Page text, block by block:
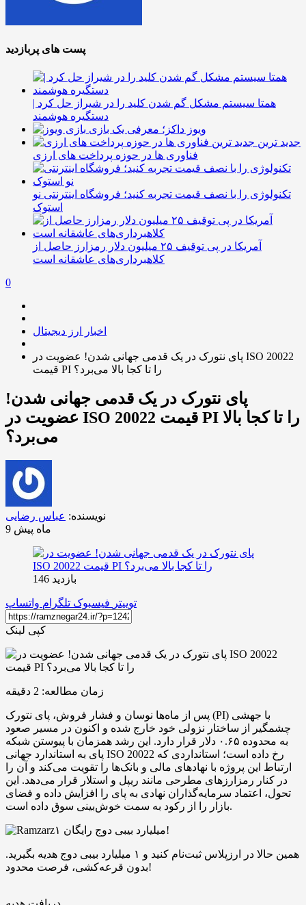
پست های پربازدید
همتا سیستم مشکل گم شدن کلید را در شیراز حل کرد |
دستگیره هوشمند
ویوز داکز؛ معرفی یک بازی
جدید ترین
فناوری ها در حوزه پرداخت های ارزی
تکنولوژی را با نصف قیمت تجربه کنید؛ فروشگاه اینترنتی نو
استوک
آمریکا در پی توقیف ۲۵ میلیون دلار رمزارز حاصل از
کلاهبرداری‌های عاشقانه است
0
اخبار ارز دیجیتال
پای نتورک در یک قدمی جهانی شدن! عضویت در ISO 20022
قیمت PI را تا کجا بالا می‌برد؟
پای نتورک در یک قدمی جهانی شدن!
عضویت در ISO 20022 قیمت PI را تا کجا بالا
می‌برد؟
نویسنده: عباس رضایی
9 ماه پیش
بازدید 146
توییتر فیسبوک تلگرام واتساپ
کپی لینک
زمان مطالعه: 2 دقیقه
پس از ماه‌ها نوسان و فشار فروش، پای نتورک (PI) با جهشی
چشمگیر از ساختار نزولی خود خارج شده و اکنون در مسیر صعود
به محدوده‌ ۰.۶۵ دلار قرار دارد. این رشد همزمان با پیوستن شبکه
پای به استاندارد جهانی ISO 20022 رخ داده است؛ استانداردی که
ارتباط این پروژه با نهادهای مالی و بانک‌ها را تقویت می‌کند و آن را
در کنار رمزارزهای مطرحی مانند ریپل و استلار قرار می‌دهد. این
تحول، اعتماد سرمایه‌گذاران نهادی به پای را افزایش داده و فضای
بازار را از رکود به سمت خوش‌بینی سوق داده است.
۱ میلیارد بیبی دوج رایگان!
همین حالا در ارزپلاس ثبت‌نام کنید و ۱ میلیارد بیبی دوج هدیه بگیرید.
بدون قرعه‌کشی، فرصت محدود!